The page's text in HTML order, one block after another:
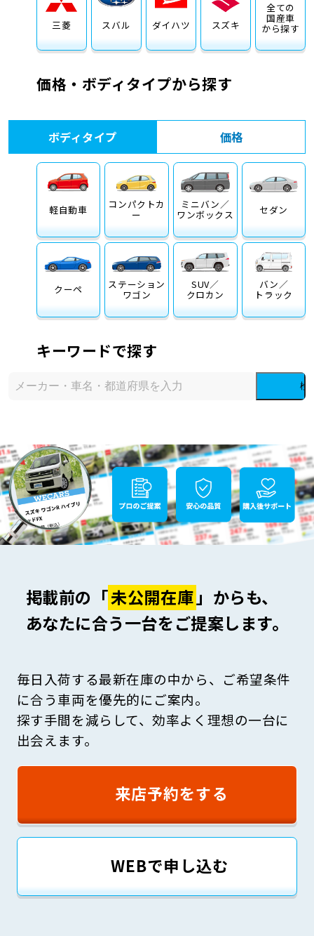
三菱 スバル ダイハツ スズキ
全ての
国産車
から探す
価格・ボディタイプから探す
ボディタイプ
軽自動車 コンパクトカ
ー
ミニバン／
ワンボックス セダン
クーペ ステーション
ワゴン
SUV／
クロカン
バン／
トラック
価格
キーワードで探す
検
掲載前の「未公開在庫」からも、
あなたに合う一台をご提案します。
毎日入荷する最新在庫の中から、ご希望条件
に合う車両を優先的にご案内。
探す手間を減らして、効率よく理想の一台に
出会えます。
来店予約をする
WEBで申し込む